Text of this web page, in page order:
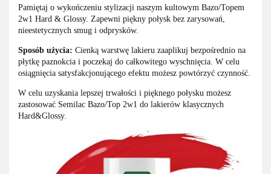
Pamiętaj o wykończeniu stylizacji naszym kultowym Bazo/Topem
2w1 Hard & Glossy. Zapewni piękny połysk bez zarysowań,
nieestetycznych smug i odprysków.
Sposób użycia: Cienką warstwę lakieru zaaplikuj bezpośrednio na
płytkę paznokcia i poczekaj do całkowitego wyschnięcia. W celu
osiągnięcia satysfakcjonującego efektu możesz powtórzyć czynność.
W celu uzyskania lepszej trwałości i pięknego połysku możesz
zastosować Semilac Bazo/Top 2w1 do lakierów klasycznych
Hard&Glossy.